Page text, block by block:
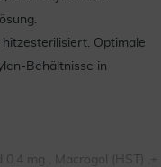
Optimale
Behältnisse in
mg , Macrogol (HST) ,+